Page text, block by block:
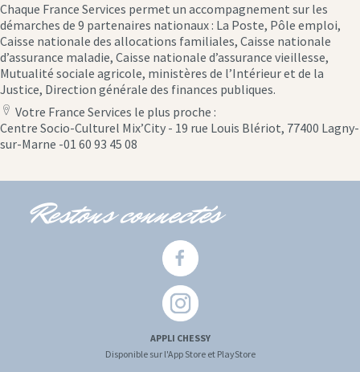
Chaque France Services permet un accompagnement sur les
démarches de 9 partenaires nationaux : La Poste, Pôle emploi,
Caisse nationale des allocations familiales, Caisse nationale
d’assurance maladie, Caisse nationale d’assurance vieillesse,
Mutualité sociale agricole, ministères de l’Intérieur et de la
Justice, Direction générale des finances publiques.
location
icon
Votre France Services le plus proche :
Centre Socio-Culturel Mix’City - 19 rue Louis Blériot, 77400 Lagny-
sur-Marne -01 60 93 45 08
Restons connectés
APPLI CHESSY
Disponible sur l'App Store et PlayStore